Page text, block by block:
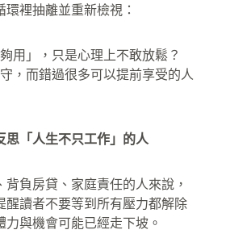
環裡抽離並重新檢視：
用」，只是心理上不敢放鬆？
，而錯過很多可以提前享受的人
思「人生不只工作」的人
負房貸、家庭責任的人來說，
醒讀者不要等到所有壓力都解除
與機會可能已經走下坡。